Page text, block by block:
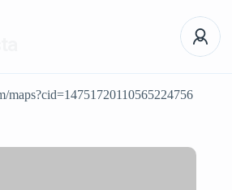
maps?cid=14751720110565224756